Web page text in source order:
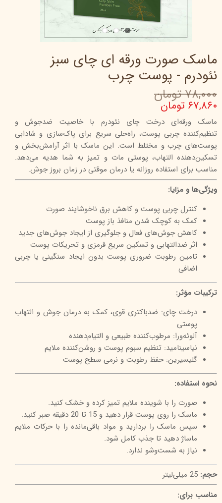
ماسک صورت ورقه ای چای سبز
نئودرم - پوست چرب
۷۸,۰۰۰ تومان
۶۷,۸۶۰ تومان
ماسک ورقه‌ای درخت چای نئودرم با خاصیت ضدجوش و
تنظیم‌کننده چربی پوست، راه‌حلی سریع برای پاک‌سازی و شادابی
پوست‌های چرب و مختلط است. این ماسک با اثر آرامش‌بخش و
تسکین‌دهنده التهاب، پوستی مات و تمیز به شما هدیه می‌دهد.
مناسب برای استفاده روزانه یا درمان موقتی در زمان بروز جوش.
ویژگی‌ها و مزایا:
کنترل چربی پوست و کاهش برق ناخوشایند صورت
کمک به کوچک شدن منافذ باز پوست
کاهش جوش‌های فعال و جلوگیری از ایجاد جوش‌های جدید
اثر ضدالتهابی و تسکین سریع قرمزی و تحریکات پوست
تامین رطوبت ضروری پوست بدون ایجاد سنگینی یا چربی
اضافی
ترکیبات مؤثر:
درخت چای: ضدباکتری قوی، کمک به درمان جوش و التهاب
پوستی
آلوئه‌ورا: مرطوب‌کننده طبیعی و التیام‌دهنده
نیاسینامید: تنظیم سبوم پوست و روشن‌کننده ملایم
گلیسیرین: حفظ رطوبت و نرمی سطح پوست
نحوه استفاده:
صورت را با شوینده ملایم تمیز کرده و خشک کنید.
ماسک را روی پوست قرار دهید و 15 تا 20 دقیقه صبر کنید.
سپس ماسک را بردارید و مواد باقی‌مانده را با حرکات ملایم
ماساژ دهید تا جذب کامل شود.
نیاز به شست‌وشو ندارد.
حجم:
مناسب برای: